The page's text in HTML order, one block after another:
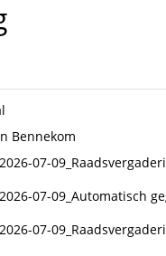
Bennekom
2026-07-
2026-07-09_Automatisch
2026-07-